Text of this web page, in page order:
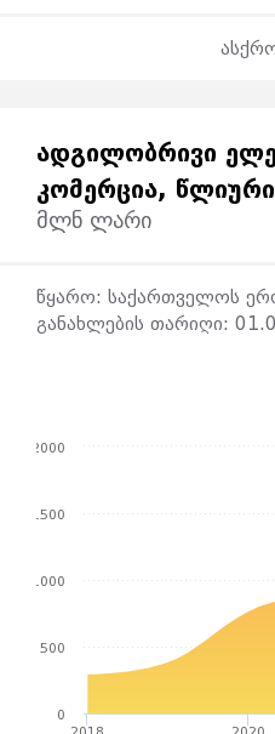
ᲐᲓᲒᲘᲚᲝᲑᲠᲘᲕᲘ
ᲙᲝᲛᲔᲠᲪᲘᲐ, ᲬᲚᲘᲣᲠᲘ
მლნ ლარი
წყარო: საქართველოს
განახლების თარიღი:
0
500
1000
1500
2000